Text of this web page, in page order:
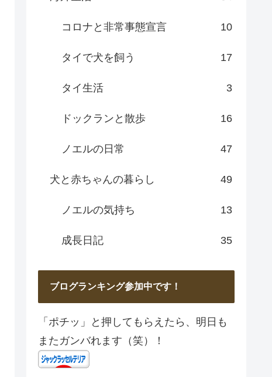
コロナと非常事態宣言 10
タイで犬を飼う 17
タイ生活 3
ドックランと散歩 16
ノエルの日常 47
犬と赤ちゃんの暮らし 49
ノエルの気持ち 13
成長日記 35
ブログランキング参加中です！
「ポチッ」と押してもらえたら、明日も
またガンバれます（笑）！